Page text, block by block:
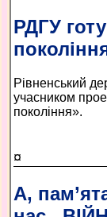
РДГУ
Рівненський
учасником
покоління».
¤
А,